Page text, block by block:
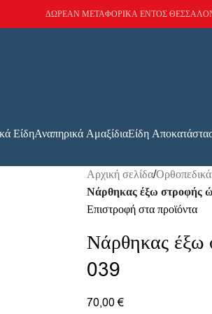
ΔΩΡΕΑΝ ΜΕΤΑΦΟΡΙΚΑ ΕΝΤΟΣ
ΕίδηΑναπηρικά ΑμαξίδιαΕίδη
Αρχική σελίδα/
Νάρθηκας έξω στροφής
Επιστροφή στα προϊόντα
Νάρθηκας έξω
039
70,00€